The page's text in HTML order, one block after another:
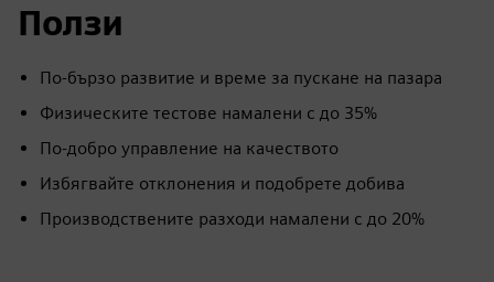
Ползи
По-бързо развитие и време за пускане на пазара
Физическите тестове намалени с до 35%
По-добро управление на качеството
Избягвайте отклонения и подобрете добива
Производствените разходи намалени с до 20%